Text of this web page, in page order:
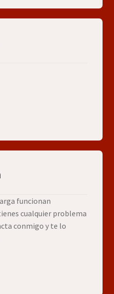
funcionan
cualquier problema
conmigo y te lo